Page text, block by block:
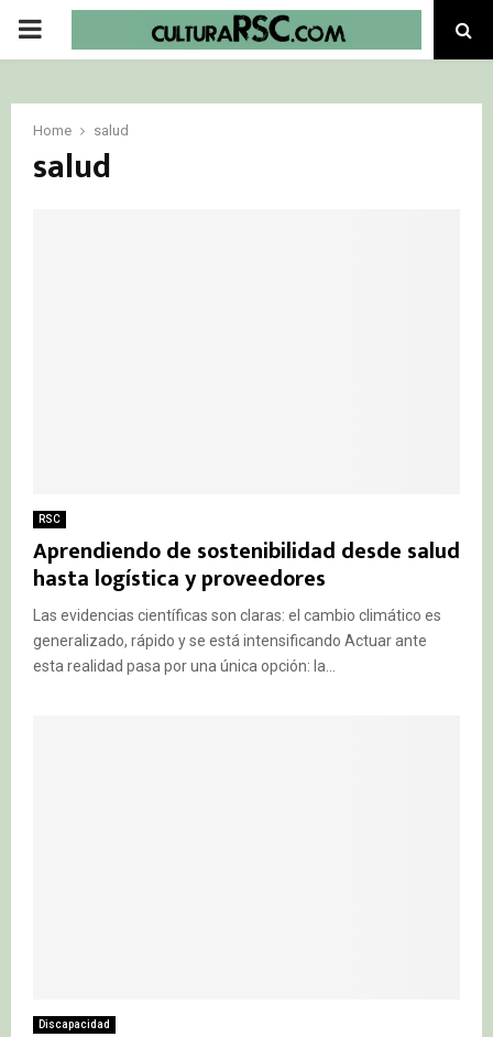
PRIMARY
Home salud
salud
RSC
Aprendiendo de sostenibilidad desde salud
hasta logística y proveedores
Las evidencias científicas son claras: el cambio climático es
generalizado, rápido y se está intensificando Actuar ante
esta realidad pasa por una única opción: la...
Discapacidad